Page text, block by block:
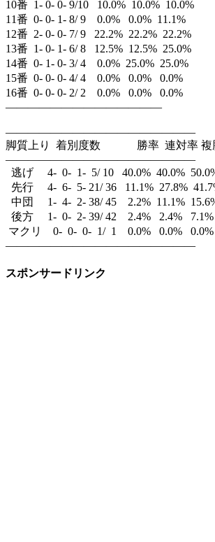
10番 1- 0- 0- 9/10 10.0% 10.0% 10.0%
11番 0- 0- 1- 8/ 9 0.0% 0.0% 11.1%
12番 2- 0- 0- 7/ 9 22.2% 22.2% 22.2%
13番 1- 0- 1- 6/ 8 12.5% 12.5% 25.0%
14番 0- 1- 0- 3/ 4 0.0% 25.0% 25.0%
15番 0- 0- 0- 4/ 4 0.0% 0.0% 0.0%
16番 0- 0- 0- 2/ 2 0.0% 0.0% 0.0%
——————————————
—————————————————
脚質上り 着別度数 勝率 連対率 複
—————————————————
逃げ 4- 0- 1- 5/ 10 40.0% 40.0%
先行 4- 6- 5- 21/ 36 11.1% 27.8%
中団 1- 4- 2- 38/ 45 2.2% 11.1%
後方 1- 0- 2- 39/ 42 2.4% 2.4% 7.1%
マクリ 0- 0- 0- 1/ 1 0.0% 0.0% 0.0%
—————————————————
スポンサードリンク